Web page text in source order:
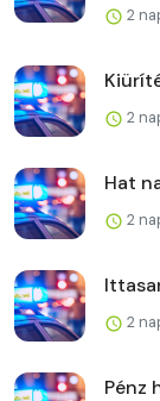
2
2
Hat
2
2
Pénz